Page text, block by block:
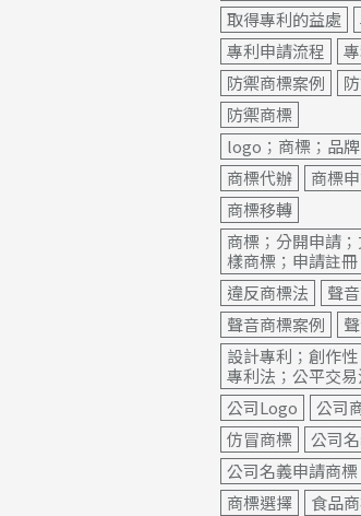
取得專利的益處
專利申請流程
防禦商標案例
防禦商標
logo；商標；品
商標代辦
商標
商標移轉
商標；分開申請
樣商標；申請註冊
違反商標法
聲
聲音商標案例
設計專利；創作性
專利法；公平交
公司Logo
公司
仿冒商標
公司
公司名義申請商標
商標選擇
食品